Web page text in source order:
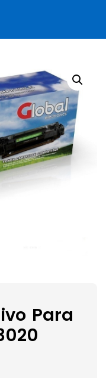
Para